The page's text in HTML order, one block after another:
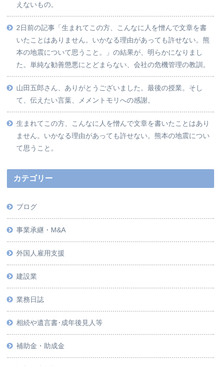
えないもの。
2日前の記事「生まれてこの方、こんなに人を憎んで文章を書
いたことはありません。いかなる理由があっても許せない。熊
本の地震について思うこと。」の結果が、明らかになりまし
た。単純な勧善懲悪にとどまらない、会社の危機管理の教訓。
山田五郎さん、ありがとうございました。最後の授業。そし
て、伝えたい言葉、メメントモリへの感謝。
生まれてこの方、こんなに人を憎んで文章を書いたことはあり
ません。いかなる理由があっても許せない。熊本の地震につい
て思うこと。
カテゴリー
ブログ
事業承継・M&A
外国人雇用支援
建設業
業務日誌
相続や遺言書･成年後見人等
補助金・助成金